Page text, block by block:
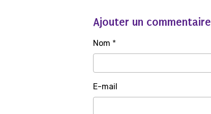
Ajouter un commentaire
Nom
E-mail